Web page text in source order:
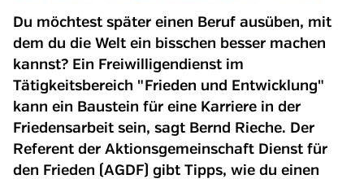
Du möchtest später einen Beruf ausüben, mit
dem du die Welt ein bisschen besser machen
kannst? Ein Freiwilligendienst im
Tätigkeitsbereich "Frieden und Entwicklung"
kann ein Baustein für eine Karriere in der
Friedensarbeit sein, sagt Bernd Rieche. Der
Referent der Aktionsgemeinschaft Dienst für
den Frieden (AGDF) gibt Tipps, wie du einen